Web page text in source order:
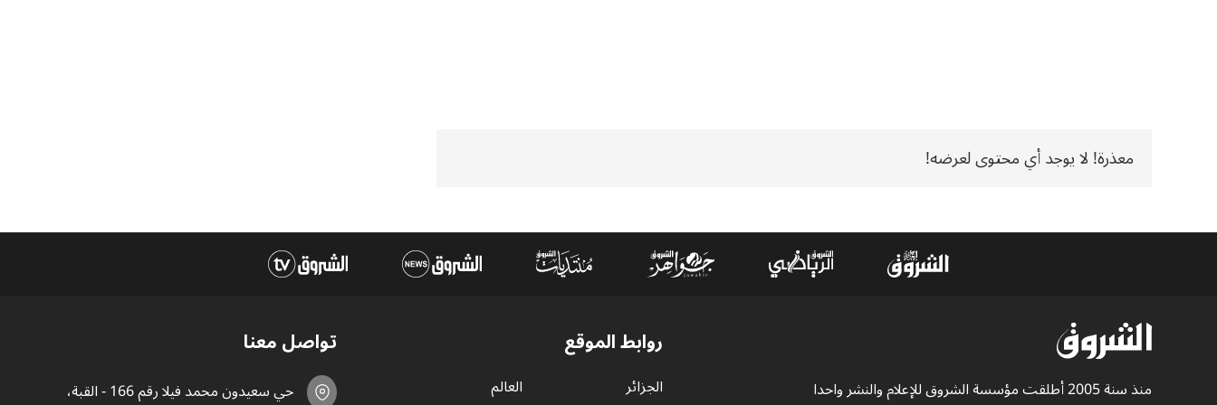
معذرة! لا يوجد أي محتوى لعرضه!
منذ سنة 2005 أطلقت مؤسسة الشروق للإعلام والنشر واحدا
روابط الموقع
الجزائر العالم
تواصل معنا
حي سعيدون محمد فيلا رقم 166 - القبة،